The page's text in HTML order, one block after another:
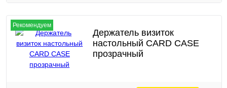
Рекомендуем
Держатель визиток
настольный CARD CASE
прозрачный